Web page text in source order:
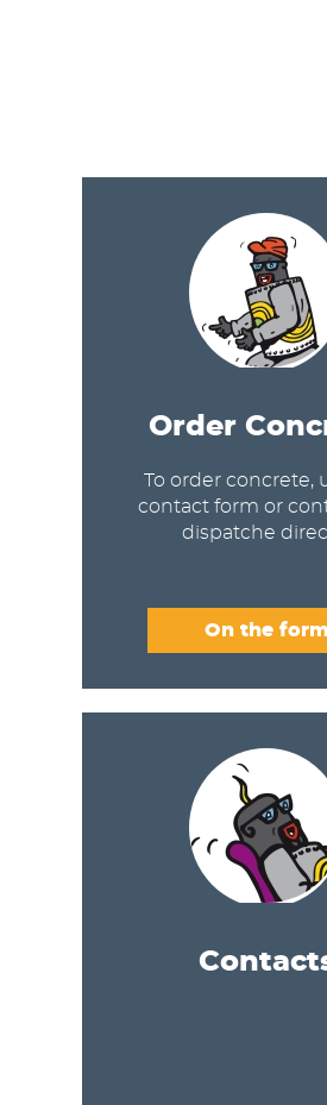
Order
To order concrete,
contact form or
dispatche
On the form